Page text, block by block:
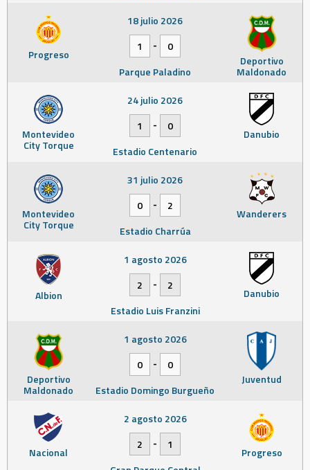
Progreso Deportivo
Maldonado
18 julio 2026
1
-
0
Parque Paladino
Montevideo
City Torque
Danubio
24 julio 2026
1
-
0
Estadio Centenario
Montevideo
City Torque
Wanderers
31 julio 2026
0
-
2
Estadio Charrúa
Albion Danubio
1 agosto 2026
2
-
2
Estadio Luis Franzini
Deportivo
Maldonado
Juventud
1 agosto 2026
0
-
0
Estadio Domingo Burgueño
Nacional Progreso
2 agosto 2026
2
-
1